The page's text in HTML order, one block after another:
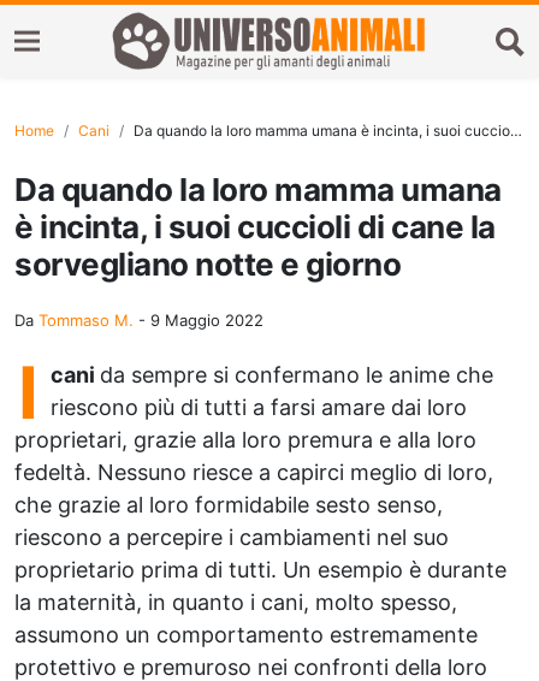
Home Cani Da quando la loro mamma umana è incinta, i suoi cuccioli di cane la sorvegliano notte e giorno
Da quando la loro mamma umana
è incinta, i suoi cuccioli di cane la
sorvegliano notte e giorno
Da Tommaso M. - 9 Maggio 2022
I cani da sempre si confermano le anime che
riescono più di tutti a farsi amare dai loro
proprietari, grazie alla loro premura e alla loro
fedeltà. Nessuno riesce a capirci meglio di loro,
che grazie al loro formidabile sesto senso,
riescono a percepire i cambiamenti nel suo
proprietario prima di tutti. Un esempio è durante
la maternità, in quanto i cani, molto spesso,
assumono un comportamento estremamente
protettivo e premuroso nei confronti della loro